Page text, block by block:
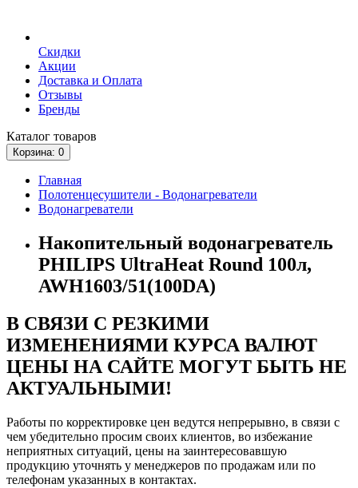
Скидки
Акции
Доставка и Оплата
Отзывы
Бренды
Каталог товаров
Корзина: 0
Главная
Полотенцесушители - Водонагреватели
Водонагреватели
Накопительный водонагреватель
PHILIPS UltraHeat Round 100л,
AWH1603/51(100DA)
В СВЯЗИ С РЕЗКИМИ
ИЗМЕНЕНИЯМИ КУРСА ВАЛЮТ
ЦЕНЫ НА САЙТЕ МОГУТ БЫТЬ НЕ
АКТУАЛЬНЫМИ!
Работы по корректировке цен ведутся непрерывно, в связи с
чем убедительно просим своих клиентов, во избежание
неприятных ситуаций, цены на заинтересовавшую
продукцию уточнять у менеджеров по продажам или по
телефонам указанных в контактах.